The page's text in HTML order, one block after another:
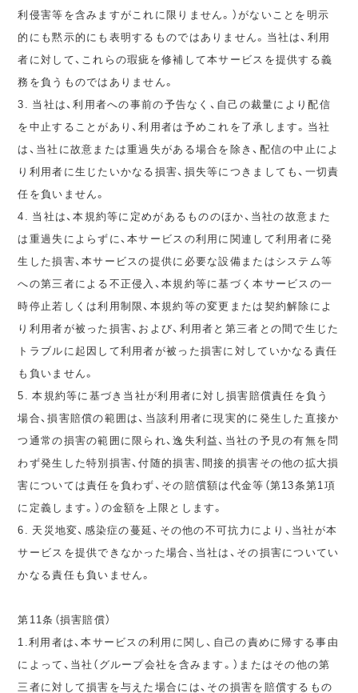
利侵害等を含みますがこれに限りません。）がないことを明示
的にも黙示的にも表明するものではありません。当社は、利用
者に対して、これらの瑕疵を修補して本サービスを提供する義
務を負うものではありません。
3. 当社は、利用者への事前の予告なく、自己の裁量により配信
を中止することがあり、利用者は予めこれを了承します。当社
は、当社に故意または重過失がある場合を除き、配信の中止によ
り利用者に生じたいかなる損害、損失等につきましても、一切責
任を負いません。
4. 当社は、本規約等に定めがあるもののほか、当社の故意また
は重過失によらずに、本サービスの利用に関連して利用者に発
生した損害、本サービスの提供に必要な設備またはシステム等
への第三者による不正侵入、本規約等に基づく本サービスの一
時停止若しくは利用制限、本規約等の変更または契約解除によ
り利用者が被った損害、および、利用者と第三者との間で生じた
トラブルに起因して利用者が被った損害に対していかなる責任
も負いません。
5. 本規約等に基づき当社が利用者に対し損害賠償責任を負う
場合、損害賠償の範囲は、当該利用者に現実的に発生した直接か
つ通常の損害の範囲に限られ、逸失利益、当社の予見の有無を問
わず発生した特別損害、付随的損害、間接的損害その他の拡大損
害については責任を負わず、その賠償額は代金等（第13条第1項
に定義します。）の金額を上限とします。
6. 天災地変、感染症の蔓延、その他の不可抗力により、当社が本
サービスを提供できなかった場合、当社は、その損害についてい
かなる責任も負いません。
第11条（損害賠償）
1.利用者は、本サービスの利用に関し、自己の責めに帰する事由
によって、当社（グループ会社を含みます。）またはその他の第
三者に対して損害を与えた場合には、その損害を賠償するもの